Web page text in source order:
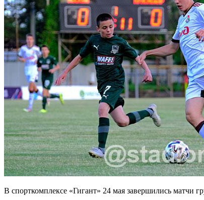
В спорткомплексе «Гигант» 24 мая завершились матчи